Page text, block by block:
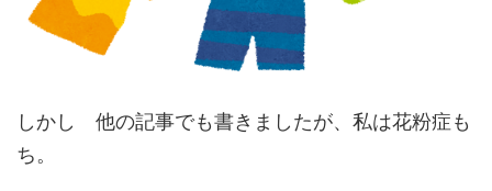
しかし 他の記事でも書きましたが、私は花粉症も
ち。